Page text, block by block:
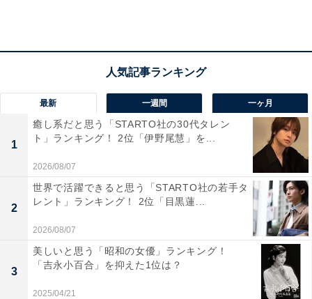
推している有名人1位は「BTSジョングク」
「推しと恋人になりたいですか？」との質問には、約7
割の人が「推しと恋人になりたいわけではない」と回
答。回答した人に対し、「推している有名人」と「恋人
になりたい有名人」についてもそれぞれ調査していま
最新 一週間 一ヶ月
1
癒し系だと思う「STARTO社の30代タレン
ト」ランキング！ 2位「伊野尾慧」を...
2026/08/07
2
世界で活躍できると思う「STARTO社の若手タ
レント」ランキング！ 2位「目黒蓮...
2026/08/07
3
美しいと思う「昭和の女優」ランキング！
「吉永小百合」を抑えた1位は？
2025/04/21